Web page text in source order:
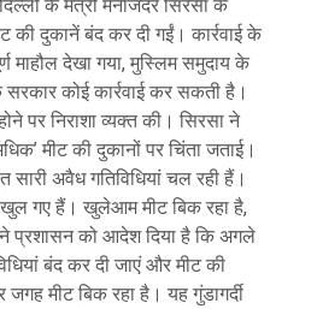
दिल्ली के मंत्री मनजिंदर सिरसा के
दुकानें बंद कर दी गईं। कार्रवाई के
माहौल देखा गया, मुस्लिम समुदाय के
सरकार कोई कार्रवाई कर सकती है।
पर निराशा व्यक्त की। सिरसा ने
मीट की दुकानों पर चिंता जताई।
सारी अवैध गतिविधियां चल रही हैं।
गए हैं। खुलेआम मीट बिक रहा है,
प्रशासन को आदेश दिया है कि अगले
बंद कर दी जाएं और मीट की
मीट बिक रहा है। यह गुंडागर्दी